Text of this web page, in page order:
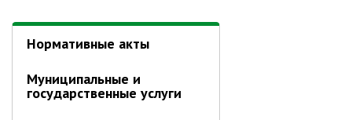
Нормативные акты
Персональные данные
Охрана труда
Нормативные акты
Муниципальные и
государственные услуги